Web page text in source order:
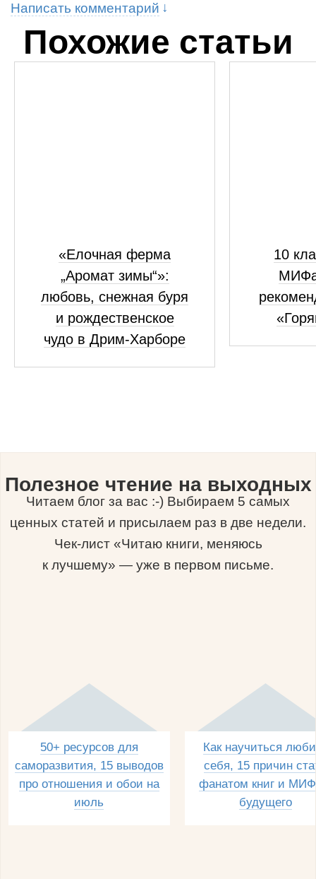
Написать комментарий
Похожие статьи
«Елочная ферма
„Аромат зимы“»:
любовь, снежная буря
и рождественское
чудо в Дрим-Харборе
10
Полезное чтение на выходных
Читаем блог за вас :-) Выбираем 5 самых
ценных статей и присылаем раз в две недели.
Чек-лист «Читаю книги, меняюсь
к лучшему» — уже в первом письме.
50+ ресурсов для
саморазвития, 15 выводов
про отношения и обои на
июль
Как научиться
себя, 15 причин
фанатом книг и
будущего